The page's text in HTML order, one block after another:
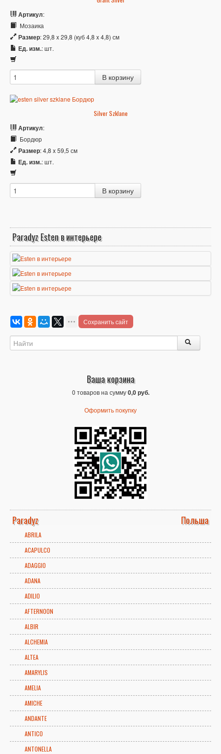
Артикул:
Мозаика
Размер: 29,8 x 29,8 (куб 4,8 x 4,8) см
Ед. изм.: шт.
Silver Szklane
Артикул:
Бордюр
Размер: 4,8 x 59,5 см
Ед. изм.: шт.
Paradyz Esten в интерьере
Сохранить сайт
Ваша корзина
0 товаров на сумму0,0 руб.
Оформить покупку
Paradyz Польша
ABRILA
ACAPULCO
ADAGGIO
ADANA
ADILIO
AFTERNOON
ALBIR
ALCHEMIA
ALTEA
AMARYLIS
AMELIA
AMICHE
ANDANTE
ANTICO
ANTONELLA